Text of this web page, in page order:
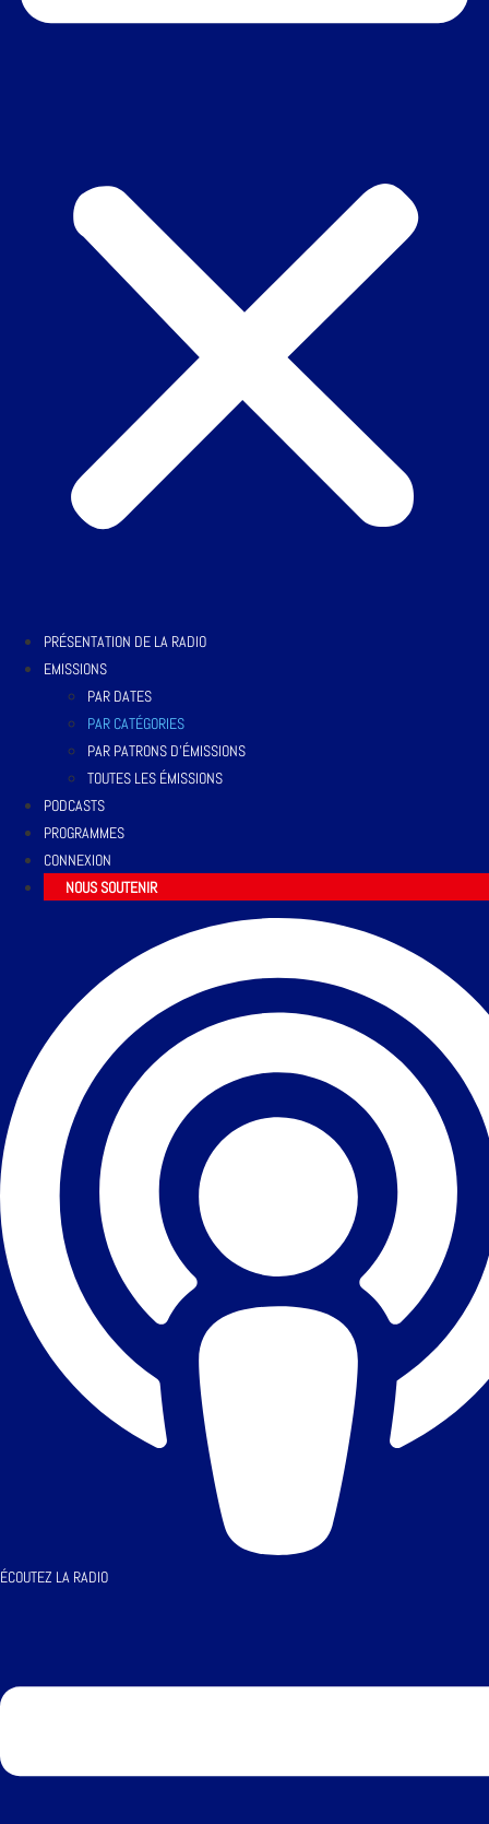
PRÉSENTATION DE LA RADIO
EMISSIONS
PAR DATES
PAR CATÉGORIES
PAR PATRONS D’ÉMISSIONS
TOUTES LES ÉMISSIONS
PODCASTS
PROGRAMMES
CONNEXION
NOUS SOUTENIR
ÉCOUTEZ LA RADIO